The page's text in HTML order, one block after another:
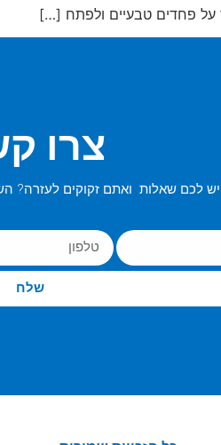
על פחדים טבעיים ולפתח […]
צרו
יש לכם שאלות ואתם זקוקים לעזרה?
שלח